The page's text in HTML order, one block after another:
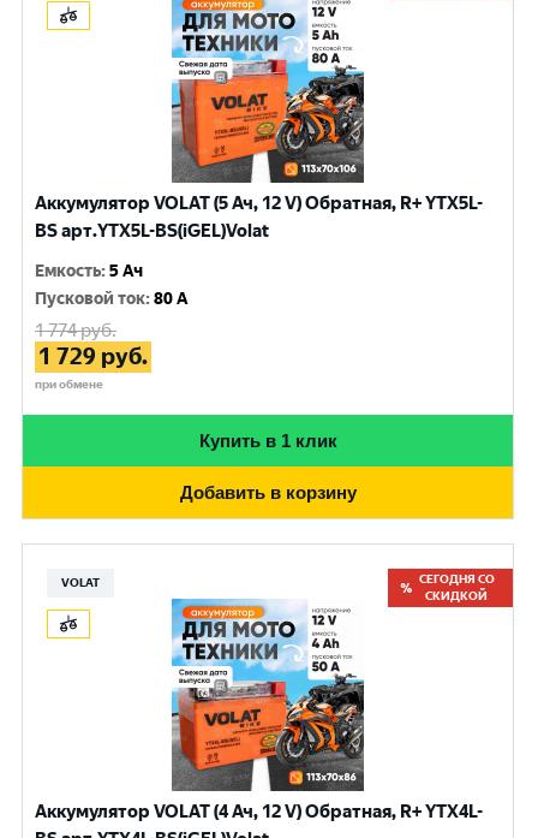
Аккумулятор VOLAT (5 Ач, 12 V) Обратная, R+ YTX5L-
BS арт.YTX5L-BS(iGEL)Volat
Емкость:5 Ач
Пусковой ток:80 A
1 774руб.
1 729 руб.
при обмене
Купить в 1 клик
Добавить в корзину
VOLAT
СЕГОДНЯ СО
СКИДКОЙ
Аккумулятор VOLAT (4 Ач, 12 V) Обратная, R+ YTX4L-